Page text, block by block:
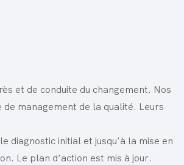
et de conduite du changement. Nos
management de la qualité. Leurs
diagnostic initial et jusqu'à la mise en
Le plan d’action est mis à jour.